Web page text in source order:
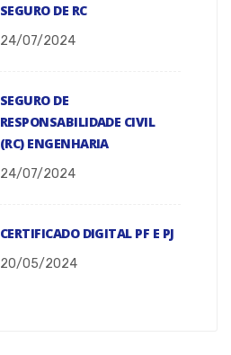
SEGURO DE RC
24/07/2024
SEGURO DE
RESPONSABILIDADE CIVIL
(RC) ENGENHARIA
24/07/2024
CERTIFICADO DIGITAL PF E PJ
20/05/2024